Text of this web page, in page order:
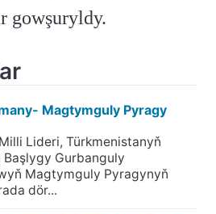
gowşuryldy.
Magtymguly Pyragy
Lideri, Türkmenistanyň
Gurbanguly
Magtymguly Pyragynyň
dör...